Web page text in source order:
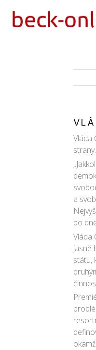
Vláda
strany.
a
po
Vláda
jasně
státu,